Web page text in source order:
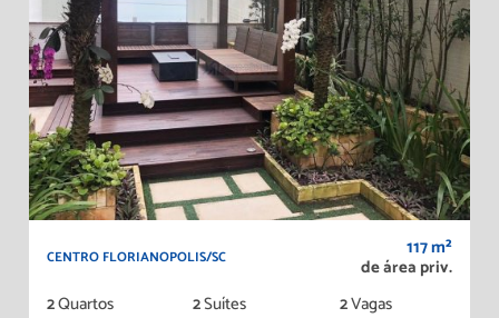
CENTRO FLORIANOPOLIS/SC 117 m²
de área priv.
2Quartos 2Suítes 2Vagas